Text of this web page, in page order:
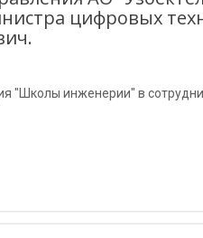
цифровых
"Школы инженерии" в